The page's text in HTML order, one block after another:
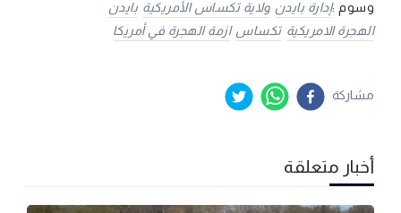
وسوم :إدارة بايدن ولاية تكساس الأمريكية بايدن
الهجرة الامريكية تكساس ازمة الهجرة في أمريكا
مشاركة
أخبار متعلقة